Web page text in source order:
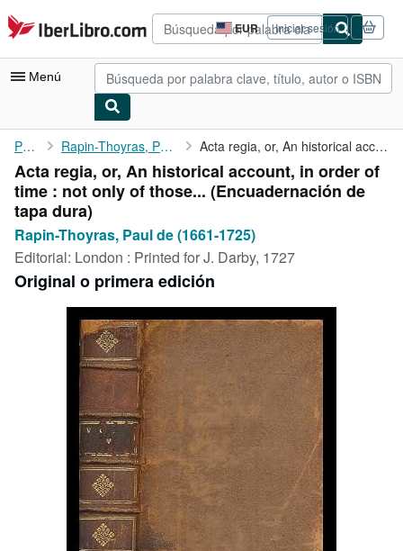
Pasar al contenido principal
IberLibro.com EUR
Preferencias
de
compra
del
Iniciar sesión
Menú
Mi cuenta
Consultar mis pedidos
Búsqueda avanzada
Colecciones
Vendedores
Comenzar a vender
CERRAR
Portada Rapin-Thoyras, Paul de (1661-1725) Acta regia, or, An historical account, in order of time : not ...
Acta regia, or, An historical account, in order of
time : not only of those... (Encuadernación de
tapa dura)
Rapin-Thoyras, Paul de (1661-1725)
Editorial: London : Printed for J. Darby, 1727
Original o primera edición